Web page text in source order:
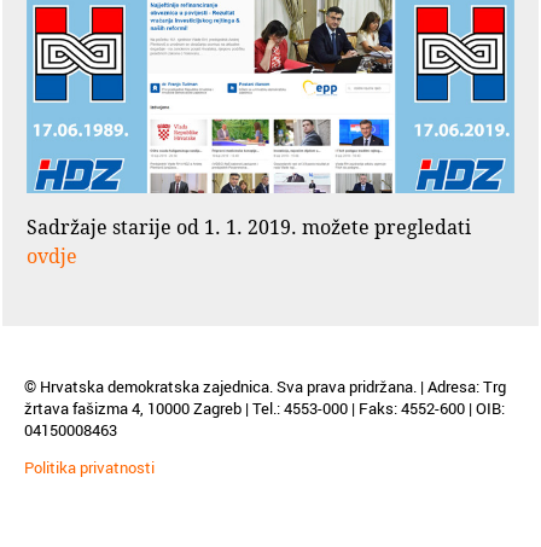
Sadržaje starije od 1. 1. 2019. možete pregledati
ovdje
© Hrvatska demokratska zajednica. Sva prava pridržana. | Adresa: Trg
žrtava fašizma 4, 10000 Zagreb | Tel.: 4553-000 | Faks: 4552-600 | OIB:
04150008463
Politika privatnosti